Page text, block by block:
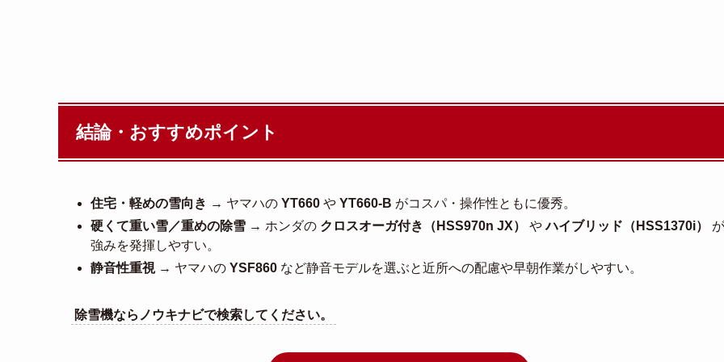
結論・おすすめポイント
住宅・軽めの雪向き → ヤマハの YT660 や YT660-B がコスパ・操作性ともに優秀。
硬くて重い雪／重めの除雪 → ホンダの クロスオーガ付き（HSS970n JX） やハイブリッド（HSS1370i）
が
強みを発揮しやすい。
静音性重視→ ヤマハの YSF860 など静音モデルを選ぶと近所への配慮や早朝作業がしやすい。
除雪機ならノウキナビで検索してください。